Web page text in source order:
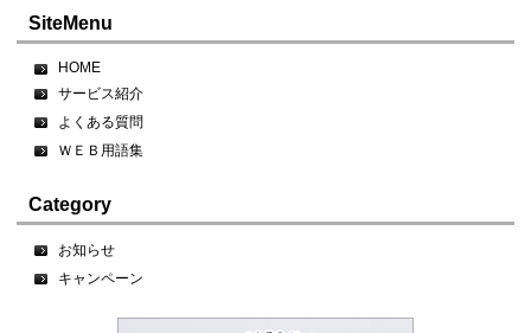
SiteMenu
HOME
サービス紹介
よくある質問
ＷＥＢ用語集
Category
お知らせ
キャンペーン